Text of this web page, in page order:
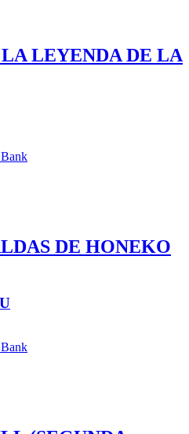
LEYENDA DE LA
DE HONEKO